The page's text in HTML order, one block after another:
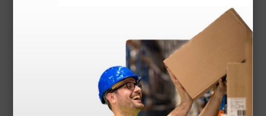
Il cavo bipolare e le pinze sono esclusi dalla dotazione
standard dell'apparecchio in quanto, data la grande
varietà di pinze disponibili ed il loro alto costo,